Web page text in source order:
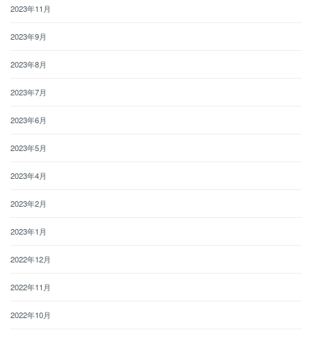
2023年11月
2023年9月
2023年8月
2023年7月
2023年6月
2023年5月
2023年4月
2023年2月
2023年1月
2022年12月
2022年11月
2022年10月